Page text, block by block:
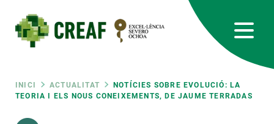
contingut
Fil
INICI ACTUALITAT
NOTÍCIES SOBRE EVOLUCIÓ: LA
TEORIA I ELS NOUS CONEIXEMENTS, DE JAUME TERRADAS
RRSS
INTRANET